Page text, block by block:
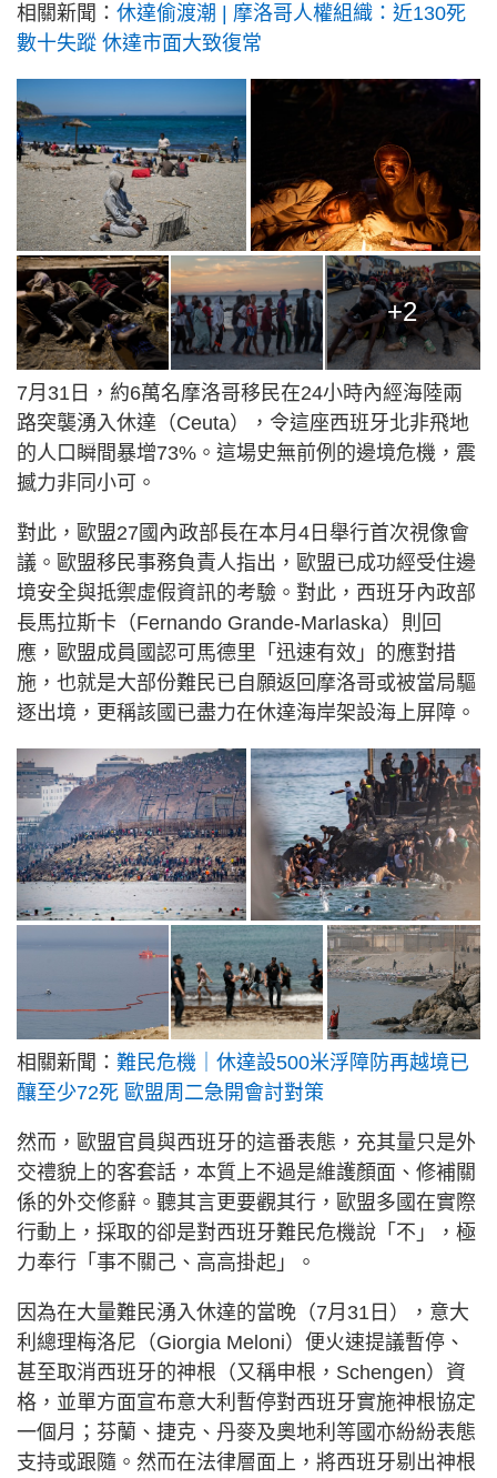
相關新聞： 休達偷渡潮 | 摩洛哥人權組織：近130死
數十失蹤 休達市面大致復常
+2
7月31日，約6萬名摩洛哥移民在24小時內經海陸兩
路突襲湧入休達（Ceuta），令這座西班牙北非飛地
的人口瞬間暴增73%。這場史無前例的邊境危機，震
撼力非同小可。
對此，歐盟27國內政部長在本月4日舉行首次視像會
議。歐盟移民事務負責人指出，歐盟已成功經受住邊
境安全與抵禦虛假資訊的考驗。對此，西班牙內政部
長馬拉斯卡（Fernando Grande-Marlaska）則回
應，歐盟成員國認可馬德里「迅速有效」的應對措
施，也就是大部份難民已自願返回摩洛哥或被當局驅
逐出境，更稱該國已盡力在休達海岸架設海上屏障。
相關新聞： 難民危機｜休達設500米浮障防再越境已
釀至少72死 歐盟周二急開會討對策
然而，歐盟官員與西班牙的這番表態，充其量只是外
交禮貌上的客套話，本質上不過是維護顏面、修補關
係的外交修辭。聽其言更要觀其行，歐盟多國在實際
行動上，採取的卻是對西班牙難民危機說「不」，極
力奉行「事不關己、高高掛起」。
因為在大量難民湧入休達的當晚（7月31日），意大
利總理梅洛尼（Giorgia Meloni）便火速提議暫停、
甚至取消西班牙的神根（又稱申根，Schengen）資
格，並單方面宣布意大利暫停對西班牙實施神根協定
一個月；芬蘭、捷克、丹麥及奧地利等國亦紛紛表態
支持或跟隨。然而在法律層面上，將西班牙剔出神根